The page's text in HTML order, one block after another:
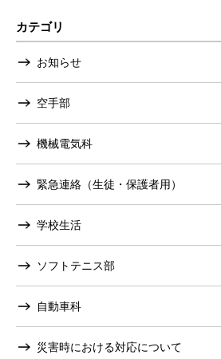
カテゴリ
お知らせ
空手部
機械電気科
緊急連絡（生徒・保護者用）
学校生活
ソフトテニス部
自動車科
災害時における対応について